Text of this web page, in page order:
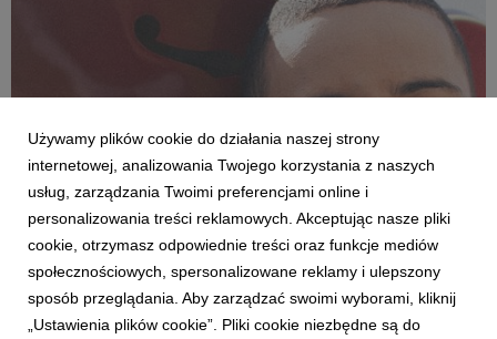
AKTUALNOŚCI
Daniel Godson odfiltrowuje rzeczywistość
26 czerwca 2026
Używamy plików cookie do działania naszej strony
internetowej, analizowania Twojego korzystania z naszych
usług, zarządzania Twoimi preferencjami online i
personalizowania treści reklamowych. Akceptując nasze pliki
cookie, otrzymasz odpowiednie treści oraz funkcje mediów
społecznościowych, spersonalizowane reklamy i ulepszony
sposób przeglądania. Aby zarządzać swoimi wyborami, kliknij
„Ustawienia plików cookie”. Pliki cookie niezbędne są do